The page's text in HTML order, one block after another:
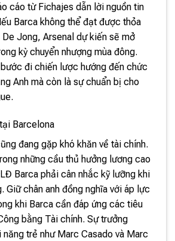
cáo từ Fichajes dẫn lời nguồn tin
Barca không thể đạt được thỏa
De Jong, Arsenal dự kiến sẽ mở
kỳ chuyển nhượng mùa đông.
đi chiến lược hướng đến chức
Anh mà còn là sự chuẩn bị cho
Barcelona
đang gặp khó khăn về tài chính.
những cầu thủ hưởng lương cao
Barca phải cân nhắc kỹ lưỡng khi
Giữ chân anh đồng nghĩa với áp lực
khi Barca cần đáp ứng các tiêu
bằng Tài chính. Sự trưởng
trẻ như Marc Casado và Marc